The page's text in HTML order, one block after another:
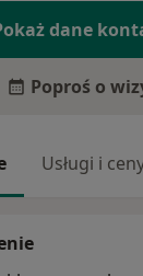
dane
Poproś o
Usługi i